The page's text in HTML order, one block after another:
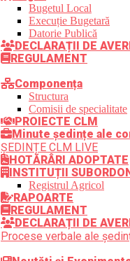
Bugetul Local
Execuție Bugetară
Datorie Publică
DECLARAȚII DE
REGULAMENT
Componența
Structura
Comisii de specialitate
PROIECTE CLM
Minute ședințe ale
ȘEDINȚE CLM LIVE
HOTĂRÂRI ADOPTATE
INSTITUȚII
Registrul Agricol
RAPOARTE
REGULAMENT
DECLARAȚII DE
Procese verbale ale